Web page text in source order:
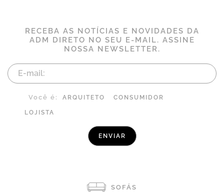
RECEBA AS NOTÍCIAS E NOVIDADES DA
ADM DIRETO NO SEU E-MAIL. ASSINE
NOSSA NEWSLETTER.
Você é: ARQUITETO CONSUMIDOR
LOJISTA
SOFÁS